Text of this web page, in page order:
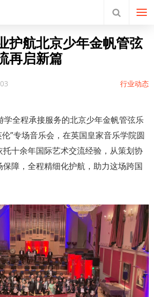
护航北京少年金帆管弦
再启新篇
行业动态
学全程承接服务的北京少年金帆管弦乐
”专场音乐会，在英国皇家音乐学院圆
十余年国际艺术交流经验，从策划协
障，全程精细化护航，助力这场跨国